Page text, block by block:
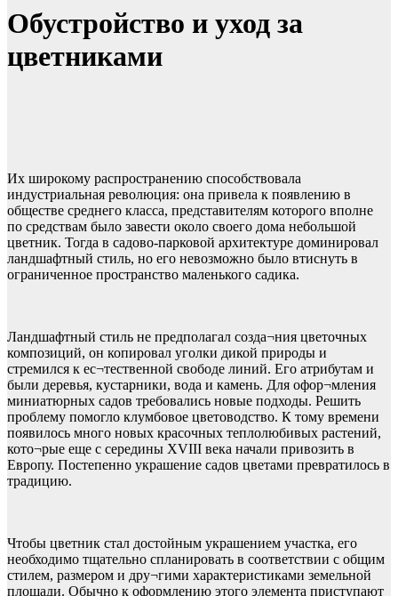
Обустройство и уход за
цветниками
Их широкому распространению способствовала
индустриальная революция: она привела к появлению в
обществе среднего класса, представителям которого вполне
по средствам было завести около своего дома небольшой
цветник. Тогда в садово-парковой архитектуре доминировал
ландшафтный стиль, но его невозможно было втиснуть в
ограниченное пространство маленького садика.
Ландшафтный стиль не предполагал созда¬ния цветочных
композиций, он копировал уголки дикой природы и
стремился к ес¬тественной свободе линий. Его атрибутам и
были деревья, кустарники, вода и камень. Для офор¬мления
миниатюрных садов требовались новые подходы. Решить
проблему помогло клумбовое цветоводство. К тому времени
появилось много новых красочных теплолюбивых растений,
кото¬рые еще с середины XVIII века начали привозить в
Европу. Постепенно украшение садов цветами превратилось в
традицию.
Чтобы цветник стал достойным украшением участка, его
необходимо тщательно спланировать в соответствии с общим
стилем, размером и дру¬гими характеристиками земельной
площади. Обычно к оформлению этого элемента приступают